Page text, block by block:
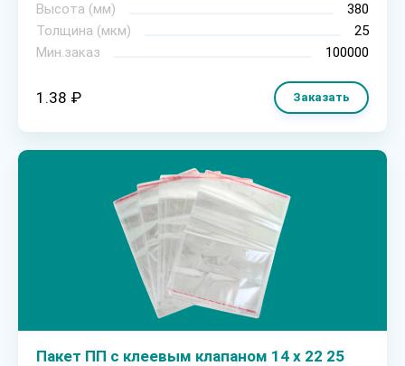
Высота (мм)
380
Толщина (мкм)
25
Мин.заказ
100000
1.38 ₽ Заказать
Пакет ПП с клеевым клапаном 14 х 22 25